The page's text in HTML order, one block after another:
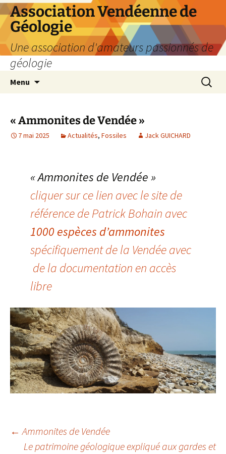
Aller
au
contenu
Association Vendéenne de
Géologie
Une association d'amateurs passionnés de
géologie
Menu
« Ammonites de Vendée »
7 mai 2025 Actualités, Fossiles Jack GUICHARD
« Ammonites de Vendée »
cliquer sur ce lien avec le site de
référence de Patrick Bohain avec
1000 espèces d’ammonites
spécifiquement de la Vendée avec
de la documentation en accès
libre
Navigation
← Ammonites de Vendée
Le patrimoine géologique expliqué aux gardes et